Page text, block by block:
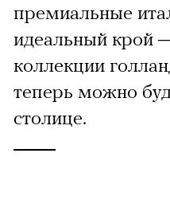
премиальные
идеальный крой
коллекции
теперь можно
столице.